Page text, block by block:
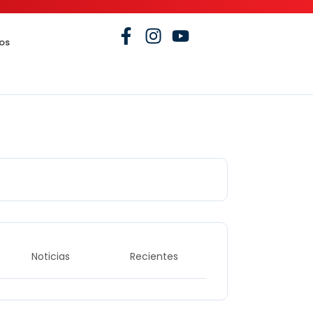
Noticias Recientes